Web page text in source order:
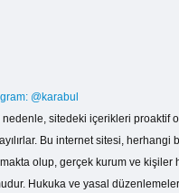
@karabul
nedenle, sitedeki içerikleri proaktif
Bu internet sitesi, herhangi
olup, gerçek kurum ve kişiler
Hukuka ve yasal